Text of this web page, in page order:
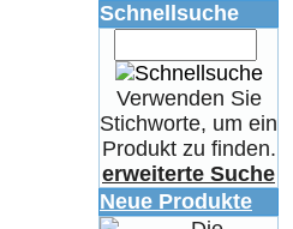
Schnellsuche
Verwenden Sie
Stichworte, um ein
Produkt zu finden.
erweiterte Suche
Neue Produkte